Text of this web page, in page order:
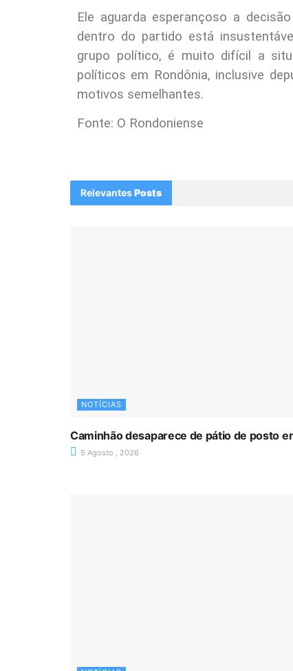
Ele aguarda esperançoso a
dentro do partido está
grupo político, é muito difícil a
políticos em Rondônia, inclusive
motivos semelhantes.
Fonte: O Rondoniense
RelevantesPosts
NOTÍCIAS
Caminhão desaparece de pátio de posto
5 Agosto , 2026